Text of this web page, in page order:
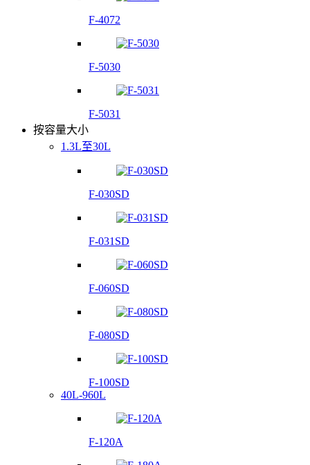
F-4072
F-5030
F-5031
按容量大小
1.3L至30L
F-030SD
F-031SD
F-060SD
F-080SD
F-100SD
40L-960L
F-120A